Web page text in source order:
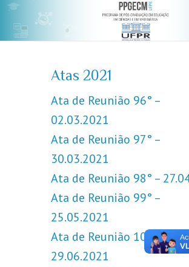
Atas 2021
Ata de Reunião 96° –
02.03.2021
Ata de Reunião 97° –
30.03.2021
Ata de Reunião 98° –
Ata de Reunião 99° –
25.05.2021
Ata de Reunião 100° –
29.06.2021